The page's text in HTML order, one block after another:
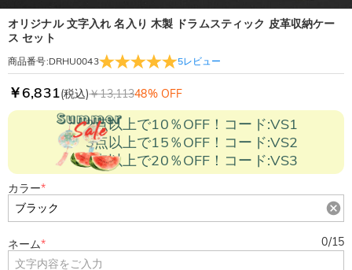
オリジナル 文字入れ 名入り 木製 ドラムスティック 皮革収納ケー
ス セット
商品番号:DRHU0043 5レビュー
￥6,831(税込)￥13,11348% OFF
2点以上で10％OFF！コード:VS1
3点以上で15％OFF！コード:VS2
5点以上で20％OFF！コード:VS3
カラー*
ネーム* 0/15